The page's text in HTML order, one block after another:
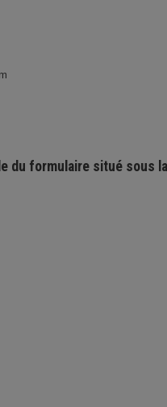
du formulaire situé sous